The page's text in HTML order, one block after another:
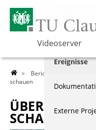
Videoserver
> Berichte & Dokus
schauen
ÜBER DEN
SCHAUEN
Über die TU
Lehre
Forschung
Ereignisse
Externe